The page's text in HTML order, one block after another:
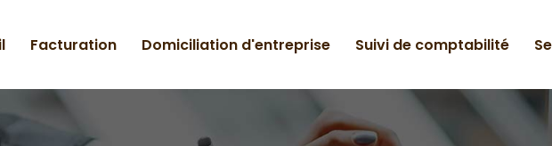
Facturation Domiciliation d'entreprise Suivi de comptabilité